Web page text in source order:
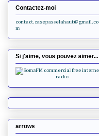
Contactez-moi
contact.casepasselahaut@gmail.co
m
Si j'aime, vous pouvez aimer...
arrows